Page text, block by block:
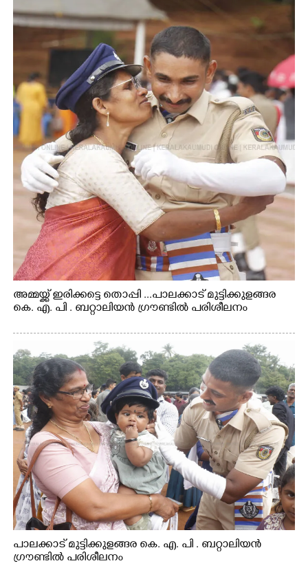
അമ്മയ്ക്ക് ഇരിക്കട്ടെ തൊപ്പി ...പാലക്കാട് മുട്ടിക്കുളങ്ങര
കെ. എ. പി . ബറ്റാലിയൻ ഗ്രൗണ്ടിൽ പരിശീലനം
പാലക്കാട് മുട്ടിക്കുളങ്ങര കെ. എ. പി . ബറ്റാലിയൻ
ഗ്രൗണ്ടിൽ പരിശീലനം